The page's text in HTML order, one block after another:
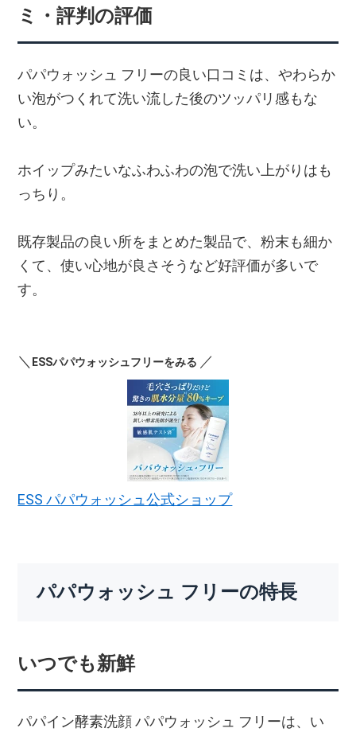
ミ・評判の評価
パパウォッシュ フリーの良い口コミは、やわらか
い泡がつくれて洗い流した後のツッパリ感もな
い。
ホイップみたいなふわふわの泡で洗い上がりはも
っちり。
既存製品の良い所をまとめた製品で、粉末も細か
くて、使い心地が良さそうなど好評価が多いで
す。
＼ ESSパパウォッシュフリーをみる ／
ESS パパウォッシュ公式ショップ
パパウォッシュ フリーの特長
いつでも新鮮
パパイン酵素洗顔 パパウォッシュ フリーは、い